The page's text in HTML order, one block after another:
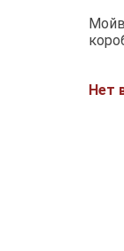
Нет